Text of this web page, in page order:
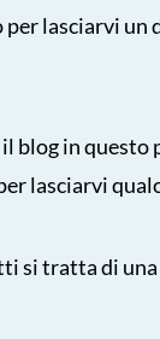
lasciarvi un
blog in
lasciarvi
si tratta di